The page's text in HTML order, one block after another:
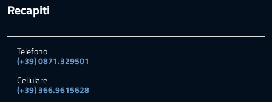
Recapiti
Telefono
(+39) 0871.329501
Cellulare
(+39) 366.9615628